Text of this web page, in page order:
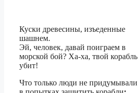
Куски древесины, изъеденные
шашнем.
Эй, человек, давай поиграем в
морской бой? Ха-ха, твой корабль
убит!
Что только люди не придумывали